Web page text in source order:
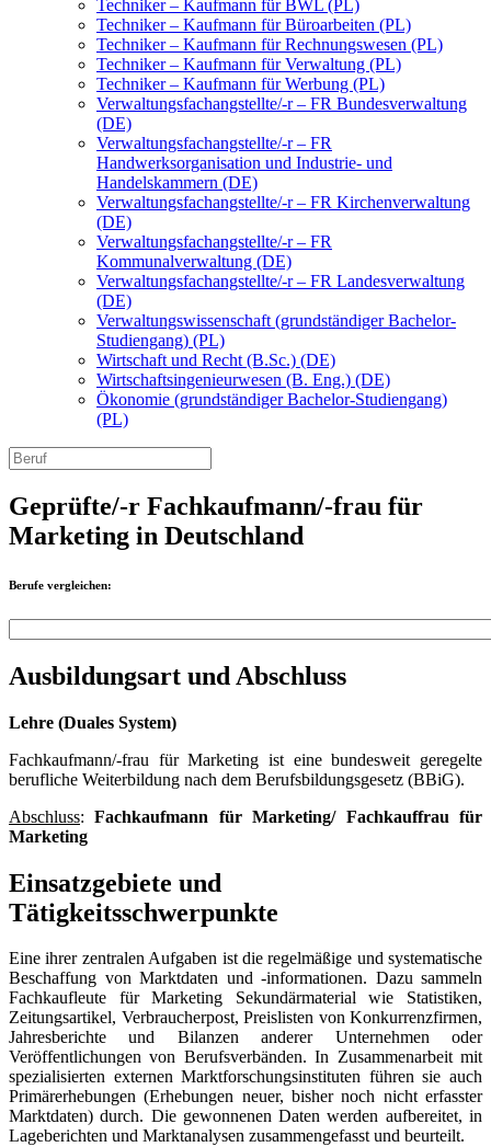
Techniker – Kaufmann für BWL (PL)
Techniker – Kaufmann für Büroarbeiten (PL)
Techniker – Kaufmann für Rechnungswesen (PL)
Techniker – Kaufmann für Verwaltung (PL)
Techniker – Kaufmann für Werbung (PL)
Verwaltungsfachangstellte/-r – FR Bundesverwaltung
(DE)
Verwaltungsfachangstellte/-r – FR
Handwerksorganisation und Industrie- und
Handelskammern (DE)
Verwaltungsfachangstellte/-r – FR Kirchenverwaltung
(DE)
Verwaltungsfachangstellte/-r – FR
Kommunalverwaltung (DE)
Verwaltungsfachangstellte/-r – FR Landesverwaltung
(DE)
Verwaltungswissenschaft (grundständiger Bachelor-
Studiengang) (PL)
Wirtschaft und Recht (B.Sc.) (DE)
Wirtschaftsingenieurwesen (B. Eng.) (DE)
Ökonomie (grundständiger Bachelor-Studiengang)
(PL)
Geprüfte/-r Fachkaufmann/-frau für
Marketing in Deutschland
Berufe vergleichen:
Ausbildungsart und Abschluss
Lehre (Duales System)
Fachkaufmann/-frau für Marketing ist eine bundesweit geregelte
berufliche Weiterbildung nach dem Berufsbildungsgesetz (BBiG).
Abschluss:Fachkaufmann für Marketing/ Fachkauffrau für
Marketing
Einsatzgebiete und
Tätigkeitsschwerpunkte
Eine ihrer zentralen Aufgaben ist die regelmäßige und systematische
Beschaffung von Marktdaten und -informationen. Dazu sammeln
Fachkaufleute für Marketing Sekundärmaterial wie Statistiken,
Zeitungsartikel, Verbraucherpost, Preislisten von Konkurrenzfirmen,
Jahresberichte und Bilanzen anderer Unternehmen oder
Veröffentlichungen von Berufsverbänden. In Zusammenarbeit mit
spezialisierten externen Marktforschungsinstituten führen sie auch
Primärerhebungen (Erhebungen neuer, bisher noch nicht erfasster
Marktdaten) durch. Die gewonnenen Daten werden aufbereitet, in
Lageberichten und Marktanalysen zusammengefasst und beurteilt.